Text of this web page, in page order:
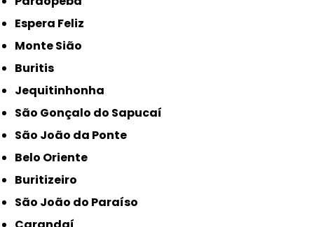
Espera Feliz
Monte Sião
Buritis
Jequitinhonha
São Gonçalo do Sapucaí
São João da Ponte
Belo Oriente
Buritizeiro
São João do Paraíso